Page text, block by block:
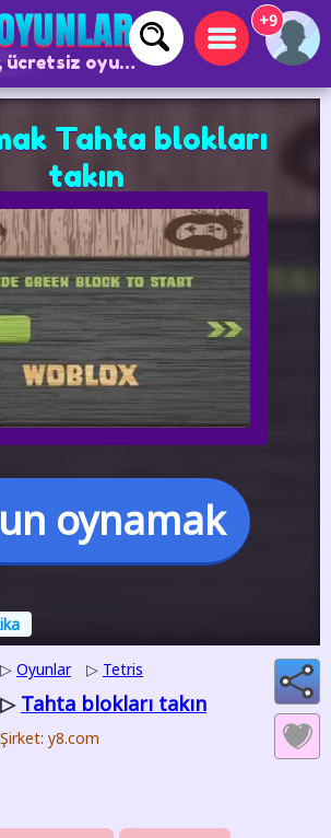
Oyunlar, ücretsiz oyunlar ve çevrimiçi oyunlar
+9
Tahta blokları
takın
oynamak
▷ Oyunlar ▷ Tetris
▷ Tahta blokları takın
Şirket: y8.com